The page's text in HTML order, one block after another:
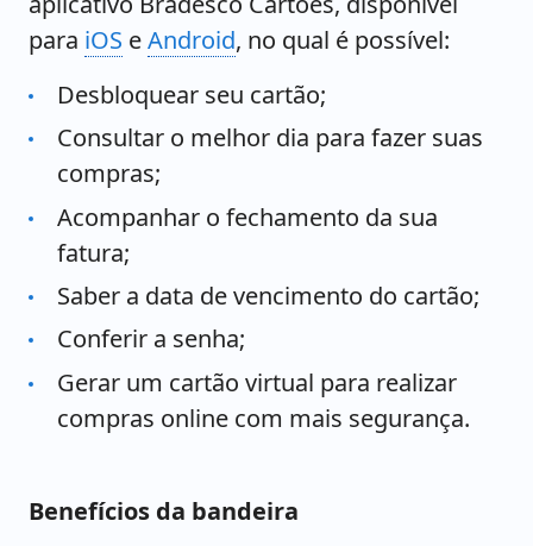
para iOS eAndroid, no qual é possível:
Desbloquear seu cartão;
Consultar o melhor dia para fazer suas
compras;
Acompanhar o fechamento da sua
fatura;
Saber a data de vencimento do cartão;
Conferir a senha;
Gerar um cartão virtual para realizar
compras online com mais segurança.
Benefícios da bandeira